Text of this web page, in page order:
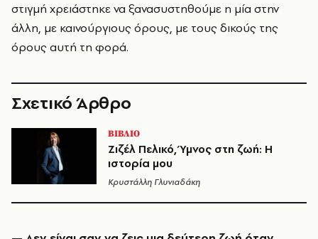
στιγμή χρειάστηκε να ξανασυστηθούμε η μία στην
άλλη, με καινούργιους όρους, με τους δικούς της
όρους αυτή τη φορά.
Σχετικό Άρθρο
ΒΙΒΛΙΟ
Ζιζέλ Πελικό, Ύμνος στη ζωή: Η
ιστορία μου
Κρυστάλλη Γλυνιαδάκη